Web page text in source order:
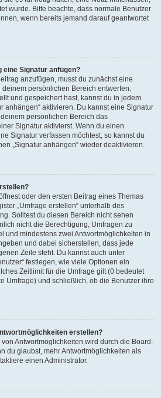
wurde. Bitte beachte, dass normale Benutzer
wenn bereits jemand darauf geantwortet
eine Signatur anfügen?
anzufügen, musst du zunächst eine
persönlichen Bereich entwerfen.
und gespeichert hast, kannst du in jedem
anhängen“ aktivieren. Du kannst eine Signatur
persönlichen Bereich das
Signatur aktivierst. Wenn du einen
Signatur verfassen möchtest, so kannst du
„Signatur anhängen“ wieder deaktivieren.
oder den ersten Beitrag eines Themas
„Umfrage erstellen“ unterhalb des
Solltest du diesen Bereich nicht sehen
nicht die Berechtigung, Umfragen zu
und mindestens zwei Antwortmöglichkeiten in
und dabei sicherstellen, dass jede
Zeile steht. Du kannst auch unter
festlegen, wie viele Optionen ein
Zeitlimit für die Umfrage gilt (0 bedeutet
Umfrage) und schließlich, ob die Benutzer ihre
erstellen?
Antwortmöglichkeiten wird durch die Board-
du glaubst, mehr Antwortmöglichkeiten als
einen Administrator.